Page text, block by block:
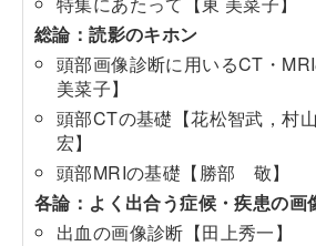
総論：読影のキホン
頭部画像診断に用いるCT・
美菜子】
頭部CTの基礎【花松智武，村
宏】
頭部MRIの基礎【勝部 敬】
各論：よく出合う症候・疾患の画
出血の画像診断【田上秀一】